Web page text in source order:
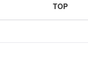
TOP